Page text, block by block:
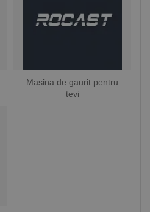
Masina de gaurit pentru
tevi